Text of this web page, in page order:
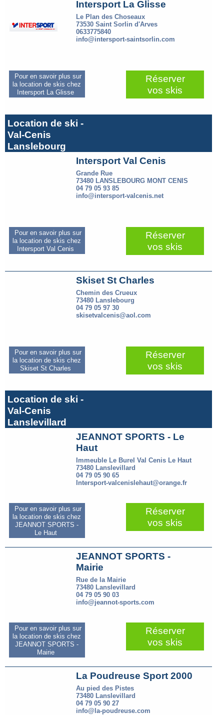
Intersport La Glisse
Le Plan des Choseaux
73530 Saint Sorlin d'Arves
0633775840
info@intersport-saintsorlin.com
Pour en savoir plus sur
la location de skis chez
Intersport La Glisse
Réserver
vos skis
Location de ski -
Val-Cenis
Lanslebourg
Intersport Val Cenis
Grande Rue
73480 LANSLEBOURG MONT CENIS
04 79 05 93 85
info@intersport-valcenis.net
Pour en savoir plus sur
la location de skis chez
Intersport Val Cenis
Réserver
vos skis
Skiset St Charles
Chemin des Crueux
73480 Lanslebourg
04 79 05 97 30
skisetvalcenis@aol.com
Pour en savoir plus sur
la location de skis chez
Skiset St Charles
Réserver
vos skis
Location de ski -
Val-Cenis
Lanslevillard
JEANNOT SPORTS - Le
Haut
Immeuble Le Burel Val Cenis Le Haut
73480 Lanslevillard
04 79 05 90 65
Intersport-valcenislehaut@orange.fr
Pour en savoir plus sur
la location de skis chez
JEANNOT SPORTS -
Le Haut
Réserver
vos skis
JEANNOT SPORTS -
Mairie
Rue de la Mairie
73480 Lanslevillard
04 79 05 90 03
info@jeannot-sports.com
Pour en savoir plus sur
la location de skis chez
JEANNOT SPORTS -
Mairie
Réserver
vos skis
La Poudreuse Sport 2000
Au pied des Pistes
73480 Lanslevillard
04 79 05 90 27
info@la-poudreuse.com